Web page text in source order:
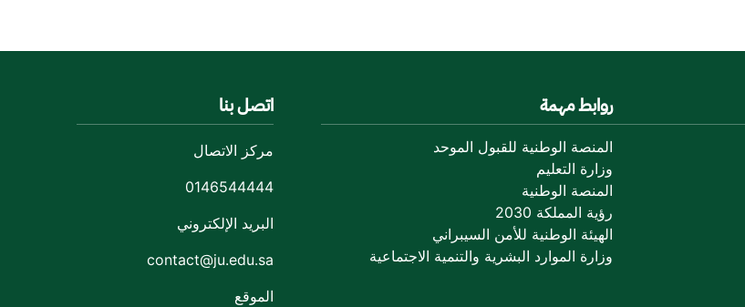
روابط مهمة
المنصة الوطنية للقبول الموحد
وزارة التعليم
المنصة الوطنية
رؤية المملكة 2030
الهيئة الوطنية للأمن السيبراني
وزارة الموارد البشرية والتنمية الاجتماعية
اتصل بنا
مركز الاتصال
0146544444
البريد الإلكتروني
contact@ju.edu.sa
الموقع